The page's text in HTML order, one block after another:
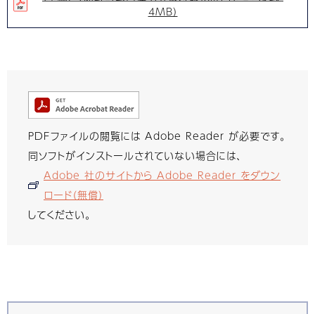
4MB）
PDFファイルの閲覧には Adobe Reader が必要です。
同ソフトがインストールされていない場合には、
Adobe 社のサイトから Adobe Reader をダウン
ロード（無償）
してください。